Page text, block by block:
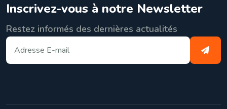
Inscrivez-vous à notre Newsletter
Restez informés des dernières actualités